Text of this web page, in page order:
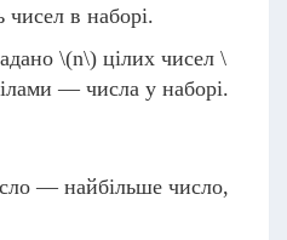
чисел в наборі.
\(n\) цілих чисел \
— числа у наборі.
— найбільше число,